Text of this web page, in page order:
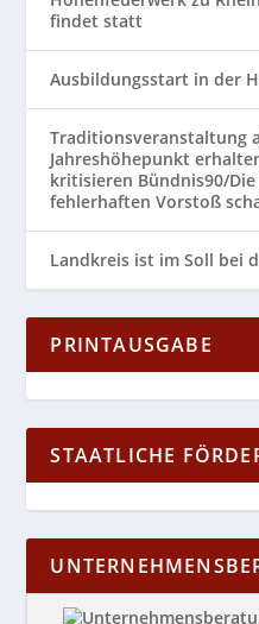
findet statt
Ausbildungsstart in der
Traditionsveranstaltung
Jahreshöhepunkt erhalten
kritisieren Bündnis90/
fehlerhaften Vorstoß
Landkreis ist im Soll bei
PRINTAUSGABE
STAATLICHE